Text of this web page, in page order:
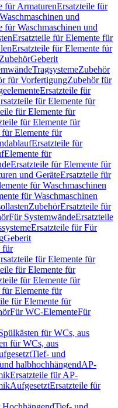
für ArmaturenErsatzteile für
und
für Waschmaschinen und
Ersatzteile für Elemente für
Ersatzteile für Elemente für
Geberit
TragsystemeZubehör
für VorfertigungZubehör für
Ersatzteile für
für Elemente für
für Elemente für
für Elemente für
für Elemente für
Ersatzteile für
Elemente für
Ersatzteile für Elemente für
und GeräteErsatzteile für
für Waschmaschinen
für Waschmaschinen
ZubehörErsatzteile für
Für SystemwändeErsatzteile
Ersatzteile für Für
Geberit
für
für Elemente für
für Elemente für
für Elemente für
für Elemente für
für Elemente für
Für WC-ElementeFür
für WCs, aus
für WCs, aus
Tief- und
halbhochhängendAP-
Ersatzteile für AP-
AufgesetztErsatzteile für